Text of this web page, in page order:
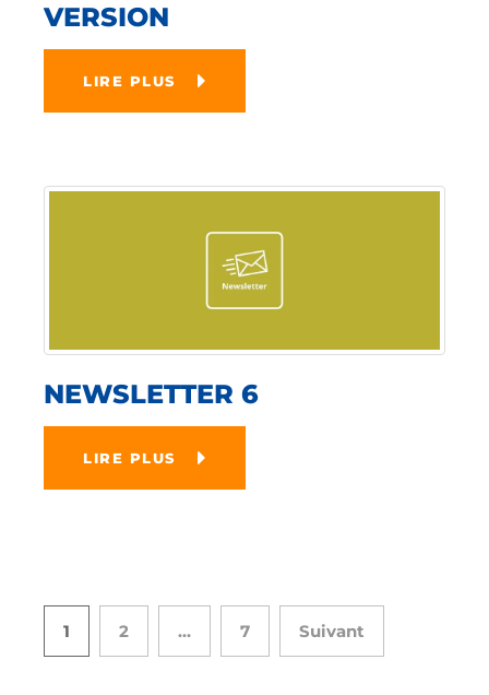
VERSION
LIRE PLUS
NEWSLETTER 6
LIRE PLUS
1 2 … 7 Suivant